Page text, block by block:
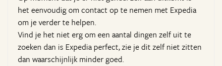
het eenvoudig om contact op te nemen met Expedia
om je verder te helpen.
Vind je het niet erg om een aantal dingen zelf uit te
zoeken dan is Expedia perfect, zie je dit zelf niet zitten
dan waarschijnlijk minder goed.